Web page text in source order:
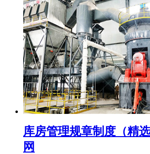
库房管理规章制度（精
网